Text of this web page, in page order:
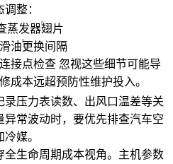
整：
蒸发器翅片
油更换间隔
接点检查 忽视这些细节可能导
成本远超预防性维护投入。
压力表读数、出风口温差等关
异常波动时，要优先排查汽车空
媒。
生命周期成本视角。主机参数